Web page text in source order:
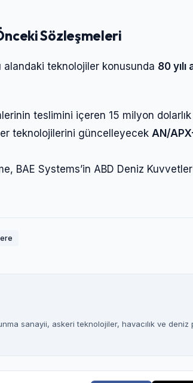
Sözleşmeleri
alandaki teknolojiler konusunda 80
teslimini içeren 15 milyon
teknolojilerini güncelleyecek AN/
BAE Systems’in ABD Deniz
sanayii, askeri teknolojiler, havacılık ve